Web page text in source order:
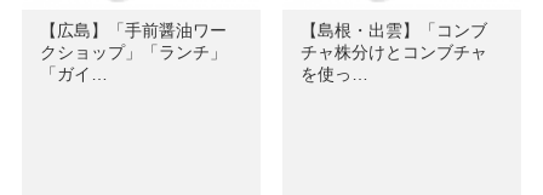
【広島】「手前醤油ワー
クショップ」「ランチ」
「ガイ…
【島根・出雲】「コンブ
チャ株分けとコンブチャ
を使っ…